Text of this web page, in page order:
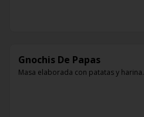
Gnochis De Papas
Masa elaborada con patatas y harina.